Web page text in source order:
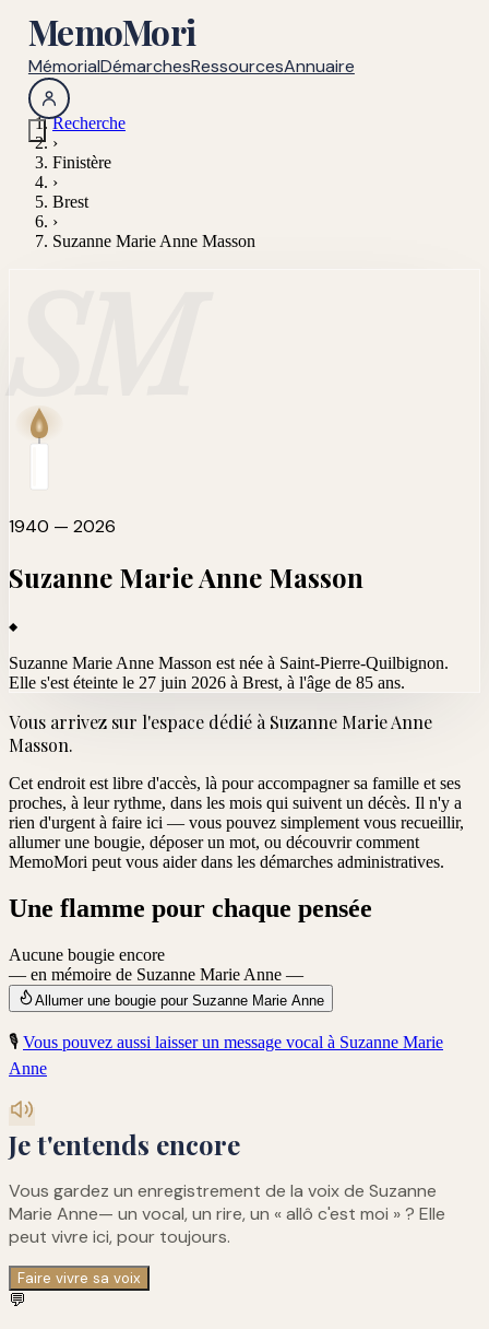
MemoMori
MémorialDémarchesRessourcesAnnuaire
Recherche
›
Finistère
›
Brest
›
Suzanne Marie Anne Masson
1940 — 2026
Suzanne Marie Anne Masson
Suzanne Marie Anne Masson est née à Saint-Pierre-Quilbignon.
Elle s'est éteinte le 27 juin 2026 à Brest, à l'âge de 85 ans.
Vous arrivez sur l'espace dédié à Suzanne Marie Anne
Masson.
Cet endroit est libre d'accès, là pour accompagner sa famille et ses
proches, à leur rythme, dans les mois qui suivent un décès. Il n'y a
rien d'urgent à faire ici — vous pouvez simplement vous recueillir,
allumer une bougie, déposer un mot, ou découvrir comment
MemoMori peut vous aider dans les démarches administratives.
Une flamme pour chaque pensée
Aucune bougie encore
— en mémoire de Suzanne Marie Anne —
Allumer une bougie pour Suzanne Marie Anne
🎙️ Vous pouvez aussi laisser un message vocal à Suzanne Marie
Anne
Je t'entends encore
Vous gardez un enregistrement de la voix de Suzanne
Marie Anne— un vocal, un rire, un « allô c'est moi » ? Elle
peut vivre ici, pour toujours.
Faire vivre sa voix
💬